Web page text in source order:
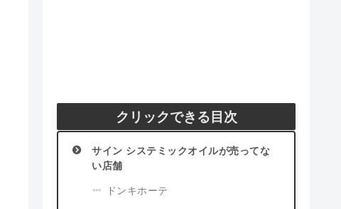
クリックできる目次
サイン システミックオイルが売ってな
い店舗
ドンキホーテ